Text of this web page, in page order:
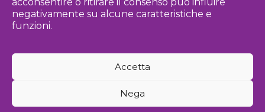
negativamente su alcune caratteristiche e
funzioni.
Accetta
Nega
Associazione culturale per la promozione delle arti visive